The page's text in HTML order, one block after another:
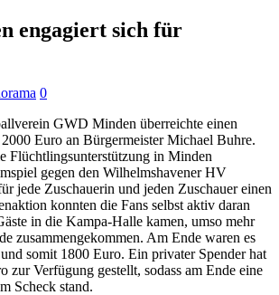
engagiert sich für
0
GWD Minden überreichte einen
Euro an Bürgermeister Michael Buhre.
Flüchtlingsunterstützung in Minden
gegen den Wilhelmshavener HV
jede Zuschauerin und jeden Zuschauer einen
konnten die Fans selbst aktiv daran
in die Kampa-Halle kamen, umso mehr
zusammengekommen. Am Ende waren es
somit 1800 Euro. Ein privater Spender hat
zur Verfügung gestellt, sodass am Ende eine
Scheck stand.